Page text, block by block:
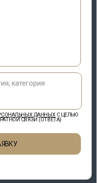
УНП 193749888
регистрации
выдано
СВЯЗИ (ОТВЕТА)